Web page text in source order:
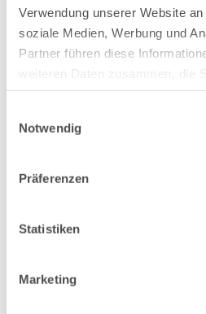
Verwendung unserer Website
soziale Medien, Werbung und
Partner führen diese
weiteren Daten zusammen, die
haben oder die sie im Rahmen
Notwendig
Präferenzen
Statistiken
Marketing
Weitere Infos:
Anmeldeformular
Gästehaus der Carl-
der Carl-Oelemann-Schule